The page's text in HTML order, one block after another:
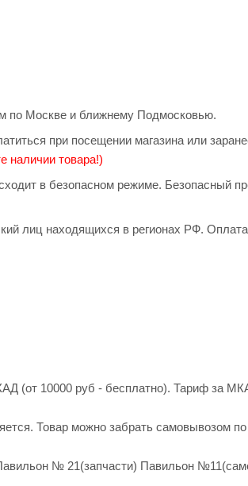
по Москве и ближнему Подмосковью.
при посещении магазина или
наличии товара!)
в безопасном режиме. Безопасный
лиц находящихся в регионах РФ.
(от 10000 руб - бесплатно). Тариф за
Товар можно забрать самовывозом
№ 21(запчасти) Павильон